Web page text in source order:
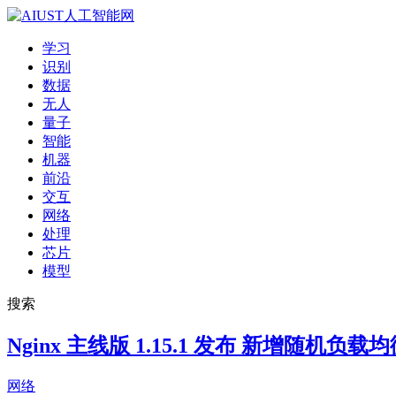
学习
识别
数据
无人
量子
智能
机器
前沿
交互
网络
处理
芯片
模型
搜索
Nginx 主线版 1.15.1 发布 新增随机负载
网络